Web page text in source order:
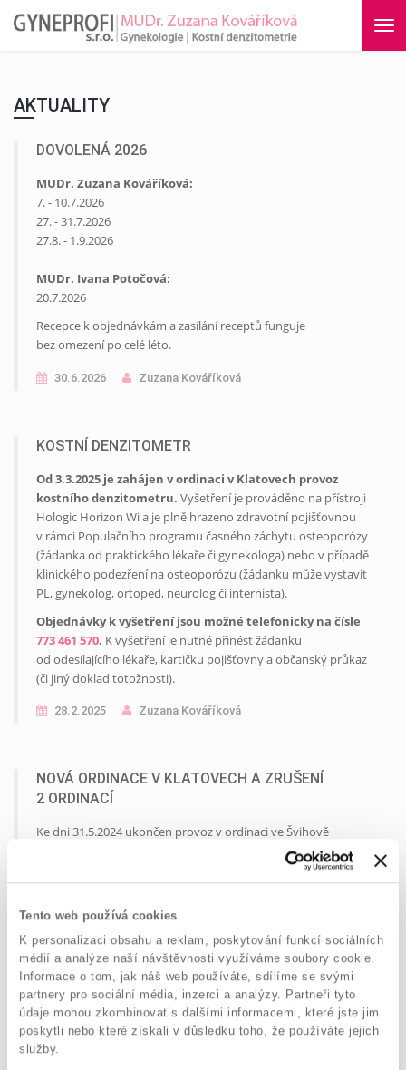
Tento web používá cookies
K personalizaci obsahu a reklam, poskytování funkcí sociálních
médií a analýze naší návštěvnosti využíváme soubory cookie.
Informace o tom, jak náš web používáte, sdílíme se svými
partnery pro sociální média, inzerci a analýzy. Partneři tyto
údaje mohou zkombinovat s dalšími informacemi, které jste jim
poskytli nebo které získali v důsledku toho, že používáte jejich
služby.
AKTUALITY
DOVOLENÁ 2026
MUDr. Zuzana Kováříková:
7. - 10.7.2026
27. - 31.7.2026
27.8. - 1.9.2026
MUDr. Ivana Potočová:
20.7.2026
Recepce k objednávkám a zasílání receptů funguje
bez omezení po celé léto.
30.6.2026 Zuzana Kováříková
KOSTNÍ DENZITOMETR
Od 3.3.2025 je zahájen v ordinaci v Klatovech provoz
kostního denzitometru. Vyšetření je prováděno na přístroji
Hologic Horizon Wi a je plně hrazeno zdravotní pojišťovnou
v rámci Populačního programu časného záchytu osteoporózy
(žádanka od praktického lékaře či gynekologa) nebo v případě
klinického podezření na osteoporózu (žádanku může vystavit
PL, gynekolog, ortoped, neurolog či internista).
Objednávky k vyšetření jsou možné telefonicky na čísle
773 461 570. K vyšetření je nutné přinést žádanku
od odesílajícího lékaře, kartičku pojišťovny a občanský průkaz
(či jiný doklad totožnosti).
28.2.2025 Zuzana Kováříková
NOVÁ ORDINACE V KLATOVECH A ZRUŠENÍ
2 ORDINACÍ
Ke dni 31.5.2024 ukončen provoz v ordinaci ve Švihově
a v Plánici. Od 1.6.2024 nově zahájen provoz v ordinaci
Všechny pacientky ze zrušených ordinací
zůstávají v naší péči.Zdravotnická dokumentace bude
přesunuta do nové ambulance v Klatovech.
14.6.2024 Zuzana Kováříková
PŘEVOD NA S.R.O. A ZRUŠENÍ 3 ORDINACÍ
Od 3.9.2018 je ordinace převedena na s.r.o. Současně s tímto
převodem došlo k ukončení 3 ordinací - Janovice nad Úhlavou,